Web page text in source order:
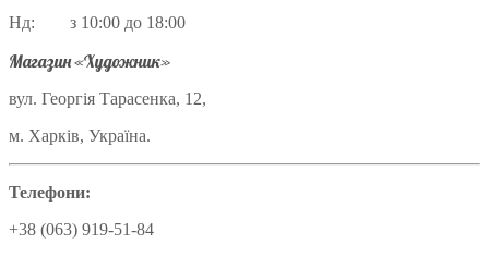
Нд: з 10:00 до 18:00
Магазин «Художник»
вул. Георгія Тарасенка, 12,
м. Харків, Україна.
Телефони:
+38 (063) 919-51-84